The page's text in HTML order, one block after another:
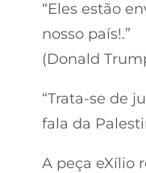
“Eles estão
nosso país!.”
(Donald
“Trata-se de
fala da
A peça eXílio